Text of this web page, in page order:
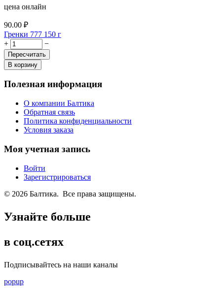
цена онлайн
90.00 ₽
Гренки 777 150 г
+
−
Пересчитать
В корзину
Полезная информация
О компании Балтика
Обратная связь
Политика конфиденциальности
Условия заказа
Моя учетная запись
Войти
Зарегистрироваться
© 2026 Балтика. Все права защищены.
Узнайте больше
в соц.сетях
Подписывайтесь на наши каналы
popup